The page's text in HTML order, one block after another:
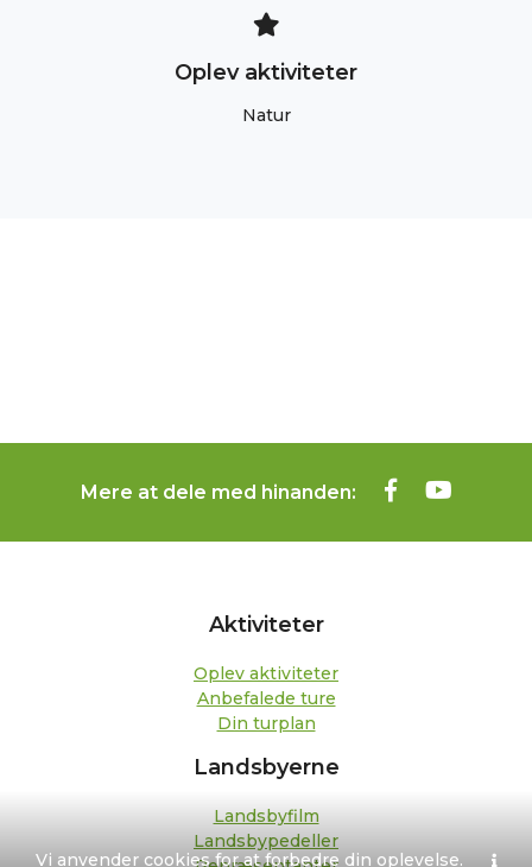
Vi anvender cookies for at forbedre din oplevelse.
Oplev aktiviteter
Natur
Mere at dele med hinanden:
Aktiviteter
Oplev aktiviteter
Anbefalede ture
Din turplan
Landsbyerne
Landsbyfilm
Landsbypedeller